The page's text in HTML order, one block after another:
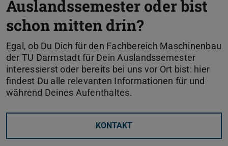
Auslandssemester oder bist
schon mitten drin?
Egal, ob Du Dich für den Fachbereich Maschinenbau
der TU Darmstadt für Dein Auslandssemester
interessierst oder bereits bei uns vor Ort bist: hier
findest Du alle relevanten Informationen für und
während Deines Aufenthaltes.
KONTAKT